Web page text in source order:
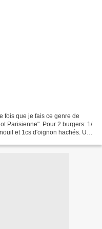
fois que je fais ce genre de
Parisienne". Pour 2 burgers: 1/
et 1cs d'oignon hachés. Une